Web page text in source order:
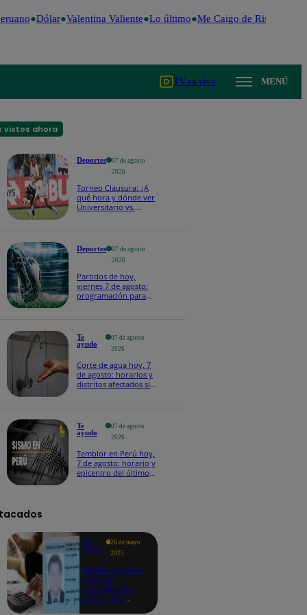
Dólar Valentina Valiente Lo último Me Caigo de Risa
TV en vivo MENÚ
vistos ahora
Deportes
07 de agosto
2026
Torneo Clausura: ¿A
qué hora y dónde ver
Universitario vs.
Deportes
07 de agosto
2026
Partidos de hoy,
viernes 7 de agosto:
programación para
Te
ayudo
07 de agosto
2026
Corte de agua hoy, 7
de agosto: horarios y
distritos afectados sin
Te
ayudo
07 de agosto
2026
Temblor en Perú hoy,
7 de agosto: horario y
epicentro del último
Te
ayudo
26 de mayo
2025
Revisa si tienes
deudas
consultando
con tu DNI: